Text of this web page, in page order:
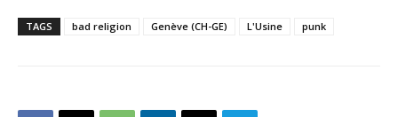
TAGS bad religion Genève (CH-GE) L'Usine punk